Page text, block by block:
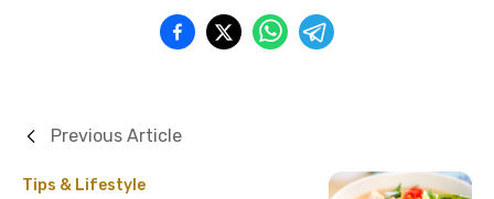
Tips & Lifestyle
Previous Article